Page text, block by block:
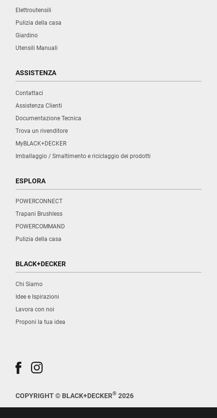
Elettroutensili
Pulizia della casa
Giardino
Utensili Manuali
ASSISTENZA
Contattaci
Assistenza Clienti
Documentazione Tecnica
Trova un rivenditore
MyBLACK+DECKER
Imballaggio / Smaltimento e riciclaggio dei prodotti
ESPLORA
POWERCONNECT
Trapani Brushless
POWERCOMMAND
Pulizia della casa
BLACK+DECKER
Chi Siamo
Idee e Ispirazioni
Lavora con noi
Proponi la tua idea
COPYRIGHT © BLACK+DECKER® 2026